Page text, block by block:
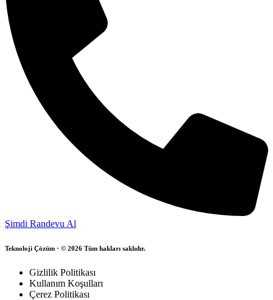
Şimdi Randevu Al
Teknoloji Çözüm · © 2026 Tüm hakları saklıdır.
Gizlilik Politikası
Kullanım Koşulları
Çerez Politikası